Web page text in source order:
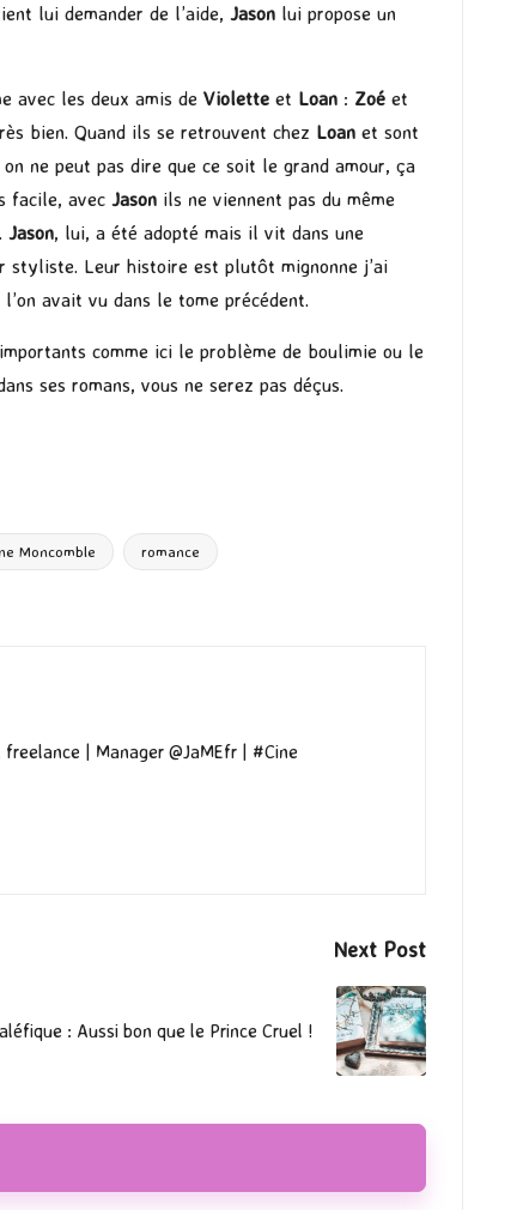
lui demander de l’aide, Jason lui propose un
avec les deux amis de Violette et Loan : Zoé et
bien. Quand ils se retrouvent chez Loan et sont
ne peut pas dire que ce soit le grand amour, ça
facile, avec Jason ils ne viennent pas du même
Jason, lui, a été adopté mais il vit dans une
styliste. Leur histoire est plutôt mignonne j’ai
avait vu dans le tome précédent.
comme ici le problème de boulimie ou le
ses romans, vous ne serez pas déçus.
Moncomble romance
| Manager @JaMEfr | #Cine
Next Post
: Aussi bon que le Prince Cruel !